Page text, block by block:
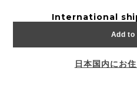
International
Add
日本国内にお